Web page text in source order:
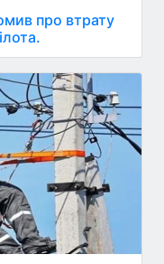
про втрату